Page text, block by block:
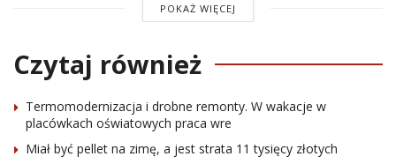
POKAŻ WIĘCEJ
Czytaj również
Termomodernizacja i drobne remonty. W wakacje w
placówkach oświatowych praca wre
Miał być pellet na zimę, a jest strata 11 tysięcy złotych